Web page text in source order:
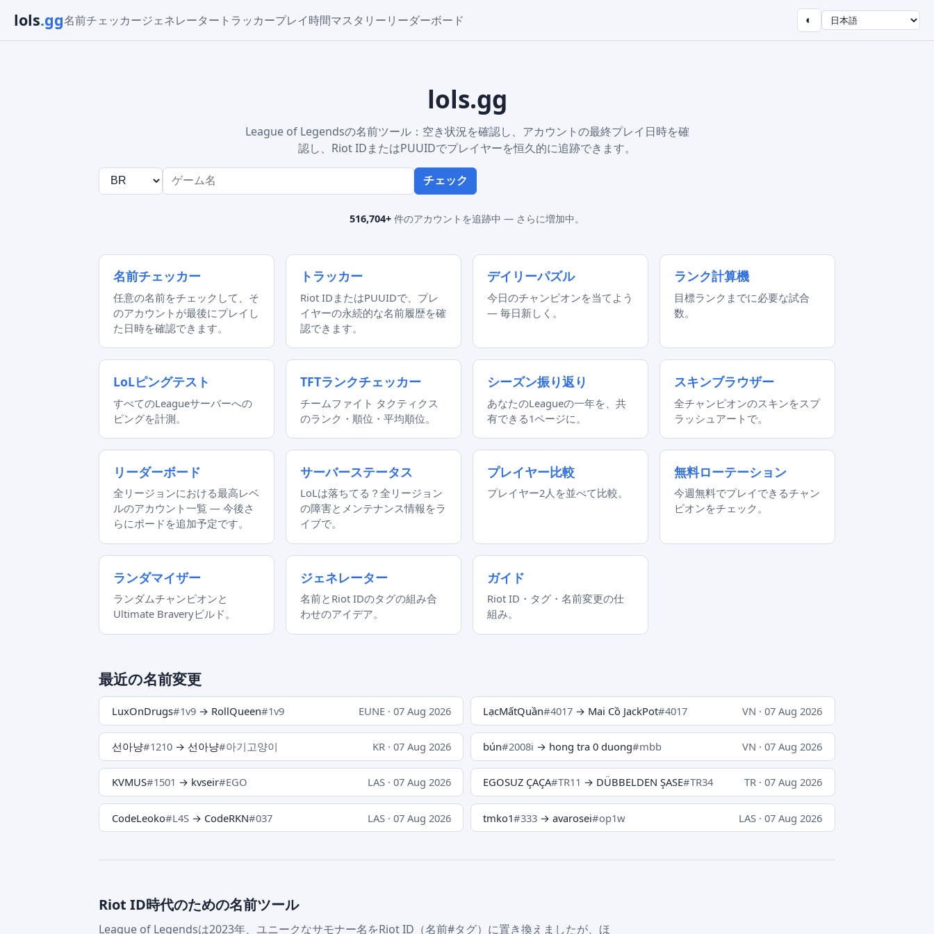
lols.gg名前チェッカージェネレーター トラッカープレイ時間マスタリーリーダーボード ◐
lols.gg
League of Legendsの名前ツール：空き状況を確認し、アカウントの最終プレイ日時を確
認し、Riot IDまたはPUUIDでプレイヤーを恒久的に追跡できます。
チェック
516,704+ 件のアカウントを追跡中 — さらに増加中。
名前チェッカー
任意の名前をチェックして、そ
のアカウントが最後にプレイし
た日時を確認できます。
トラッカー
Riot IDまたはPUUIDで、プレ
イヤーの永続的な名前履歴を確
認できます。
デイリーパズル
今日のチャンピオンを当てよう
— 毎日新しく。
ランク計算機
目標ランクまでに必要な試合
数。
LoLピングテスト
すべてのLeagueサーバーへの
ピングを計測。
TFTランクチェッカー
チームファイト タクティクス
のランク・順位・平均順位。
シーズン振り返り
あなたのLeagueの一年を、共
有できる1ページに。
スキンブラウザー
全チャンピオンのスキンをスプ
ラッシュアートで。
リーダーボード
全リージョンにおける最高レベ
ルのアカウント一覧 — 今後さ
らにボードを追加予定です。
サーバーステータス
LoLは落ちてる？全リージョン
の障害とメンテナンス情報をラ
イブで。
プレイヤー比較
プレイヤー2人を並べて比較。
無料ローテーション
今週無料でプレイできるチャン
ピオンをチェック。
ランダマイザー
ランダムチャンピオンと
Ultimate Braveryビルド。
ジェネレーター
名前とRiot IDのタグの組み合
わせのアイデア。
ガイド
Riot ID・タグ・名前変更の仕
組み。
最近の名前変更
LuxOnDrugs#1v9→ RollQueen#1v9 EUNE · 07 Aug 2026 LạcMấtQuần#4017 → Mai Cồ JackPot#4017 VN · 07 Aug 2026
선아냥#1210→ 선아냥#아기고양이 KR · 07 Aug 2026 bún#2008i → hong tra 0 duong#mbb VN · 07 Aug 2026
KVMUS#1501 → kvseir#EGO LAS · 07 Aug 2026 EGOSUZ ÇAÇA#TR11 → DÜBBELDEN ŞASE#TR34 TR · 07 Aug 2026
CodeLeoko#L4S→ CodeRKN#037 LAS · 07 Aug 2026 tmko1#333 → avarosei#op1w LAS · 07 Aug 2026
Riot ID時代のための名前ツール
League of Legendsは2023年、ユニークなサモナー名をRiot ID（名前#タグ）に置き換えましたが、ほ